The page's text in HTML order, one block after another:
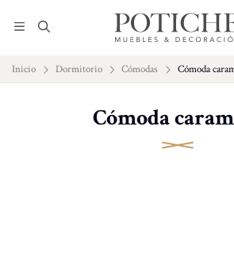
Inicio Dormitorio Cómodas Cómoda
Cómoda